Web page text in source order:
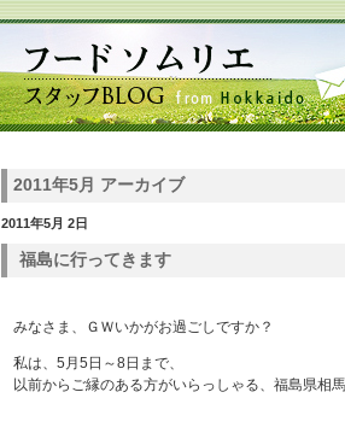
2011年5月 アーカイブ
2011年5月 2日
福島に行ってきます
みなさま、ＧＷいかがお過ごしですか？
私は、5月5日～8日まで、
以前からご縁のある方がいらっしゃる、福島県相